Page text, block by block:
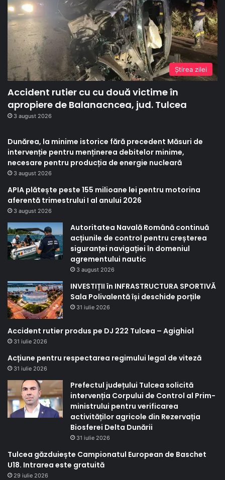
Ştirea zilei
Accident rutier cu cu două victime în
apropiere de Balanacncea, jud. Tulcea
3 august 2026
Dunărea, la minime istorice fără precedent Măsuri de
intervenție pentru menținerea debitelor minime,
necesare pentru producția de energie nucleară
3 august 2026
APIA plătește peste 155 milioane lei pentru motorina
aferentă trimestrului I al anului 2026
3 august 2026
Autoritatea Navală Română continuă
acțiunile de control pentru creșterea
siguranței navigației în domeniul
agrementului nautic
3 august 2026
INVESTIȚII în INFRASTRUCTURA SPORTIVĂ
Sala Polivalentă își deschide porțile
31 iulie 2026
Accident rutier produs pe DJ 222 Tulcea – Agighiol
31 iulie 2026
Acțiune pentru respectarea regimului legal de viteză
31 iulie 2026
Prefectul județului Tulcea solicită
intervenția Corpului de Control al Prim-
ministrului pentru verificarea
activităților agricole din Rezervația
Biosferei Delta Dunării
31 iulie 2026
Tulcea găzduiește Campionatul European de Baschet
U18. Intrarea este gratuită
29 iulie 2026